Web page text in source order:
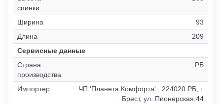
спинки
Ширина
93
Длина
209
Сервисные данные
Страна
производства
РБ
Импортер
ЧП 'Планета Комфорта' , 224020 РБ, г.
Брест, ул. Пионерская,44